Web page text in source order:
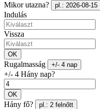
Mikor utazna? pl.: 2026-08-15
Indulás
Vissza
OK
Rugalmasság +/- 4 nap
+/- 4 Hány nap?
OK
Hány fő? pl.: 2 felnőtt